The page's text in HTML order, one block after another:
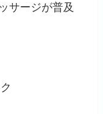
サージが普及